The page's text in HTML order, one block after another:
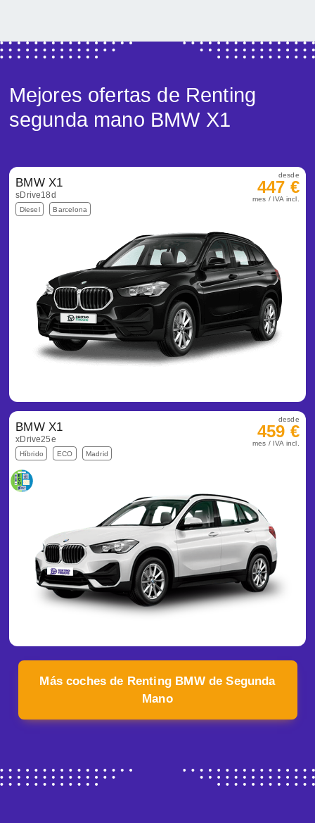
Mejores ofertas de Renting
segunda mano BMW X1
BMW X1
sDrive18d
Diesel Barcelona
desde
447 €
mes / IVA incl.
BMW X1
xDrive25e
Híbrido ECO Madrid
desde
459 €
mes / IVA incl.
Más coches de Renting BMW de Segunda
Mano